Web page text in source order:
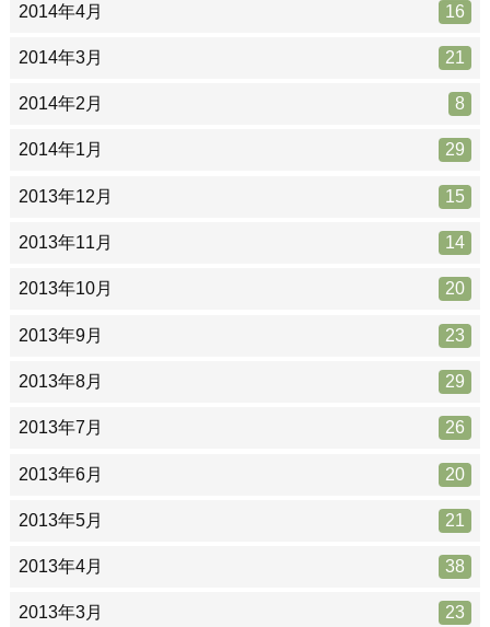
2014年4月 16
2014年3月 21
2014年2月 8
2014年1月 29
2013年12月 15
2013年11月 14
2013年10月 20
2013年9月 23
2013年8月 29
2013年7月 26
2013年6月 20
2013年5月 21
2013年4月 38
2013年3月 23